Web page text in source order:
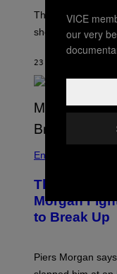
The producer of
she was
23 ΛΕΠΤΆ ΠΡΙΝ
Entertainment
The Sharon
Morgan
to Break Up
Piers Morgan
VICE
our very